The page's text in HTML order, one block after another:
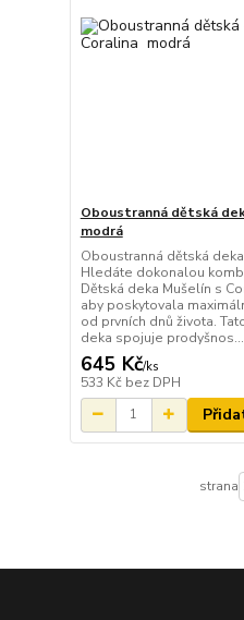
Oboustranná dětská
modrá
Oboustranná dětská
Hledáte dokonalou
Dětská deka Mušelín s
aby poskytovala
od prvních dnů života.
deka spojuje prodyšnos...
645 Kč/ks
533 Kč bez DPH
strana